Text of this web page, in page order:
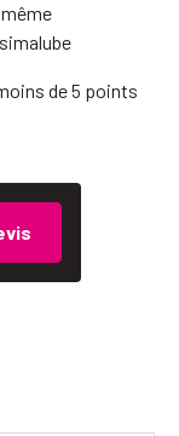
de 5 points